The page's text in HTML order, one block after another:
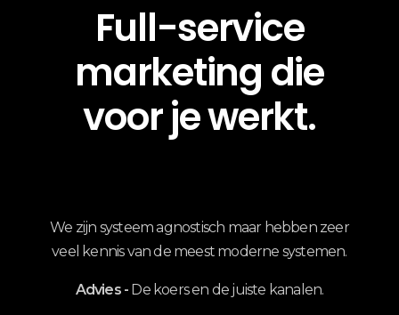
Full-service
marketing die
voor je werkt.
We zijn systeem agnostisch maar hebben zeer
veel kennis van de meest moderne systemen.
Advies - De koers en de juiste kanalen.